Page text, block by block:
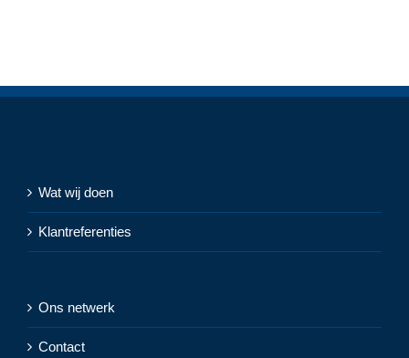
Wat wij doen
Klantreferenties
Ons netwerk
Contact